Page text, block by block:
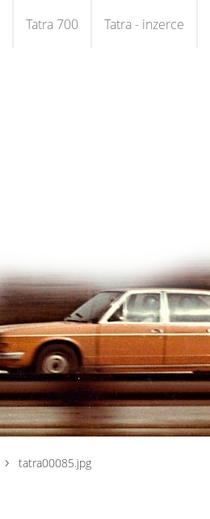
Tatra 700 Tatra - inzerce
tatra00085.jpg